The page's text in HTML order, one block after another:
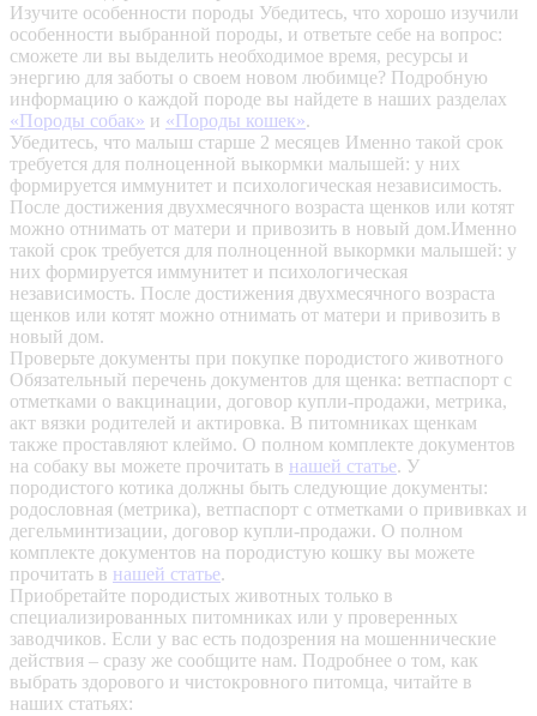
Изучите особенности породы Убедитесь, что хорошо изучили
особенности выбранной породы, и ответьте себе на вопрос:
сможете ли вы выделить необходимое время, ресурсы и
энергию для заботы о своем новом любимце? Подробную
информацию о каждой породе вы найдете в наших разделах
«Породы собак» и «Породы кошек».
Убедитесь, что малыш старше 2 месяцев Именно такой срок
требуется для полноценной выкормки малышей: у них
формируется иммунитет и психологическая независимость.
После достижения двухмесячного возраста щенков или котят
можно отнимать от матери и привозить в новый дом.Именно
такой срок требуется для полноценной выкормки малышей: у
них формируется иммунитет и психологическая
независимость. После достижения двухмесячного возраста
щенков или котят можно отнимать от матери и привозить в
новый дом.
Проверьте документы при покупке породистого животного
Обязательный перечень документов для щенка: ветпаспорт с
отметками о вакцинации, договор купли-продажи, метрика,
акт вязки родителей и актировка. В питомниках щенкам
также проставляют клеймо. О полном комплекте документов
на собаку вы можете прочитать в нашей статье. У
породистого котика должны быть следующие документы:
родословная (метрика), ветпаспорт с отметками о прививках и
дегельминтизации, договор купли-продажи. О полном
комплекте документов на породистую кошку вы можете
прочитать в нашей статье.
Приобретайте породистых животных только в
специализированных питомниках или у проверенных
заводчиков. Если у вас есть подозрения на мошеннические
действия – сразу же сообщите нам. Подробнее о том, как
выбрать здорового и чистокровного питомца, читайте в
наших статьях: